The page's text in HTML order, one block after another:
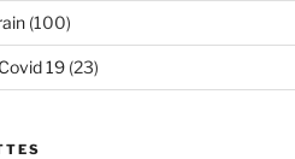
(100)
19(23)